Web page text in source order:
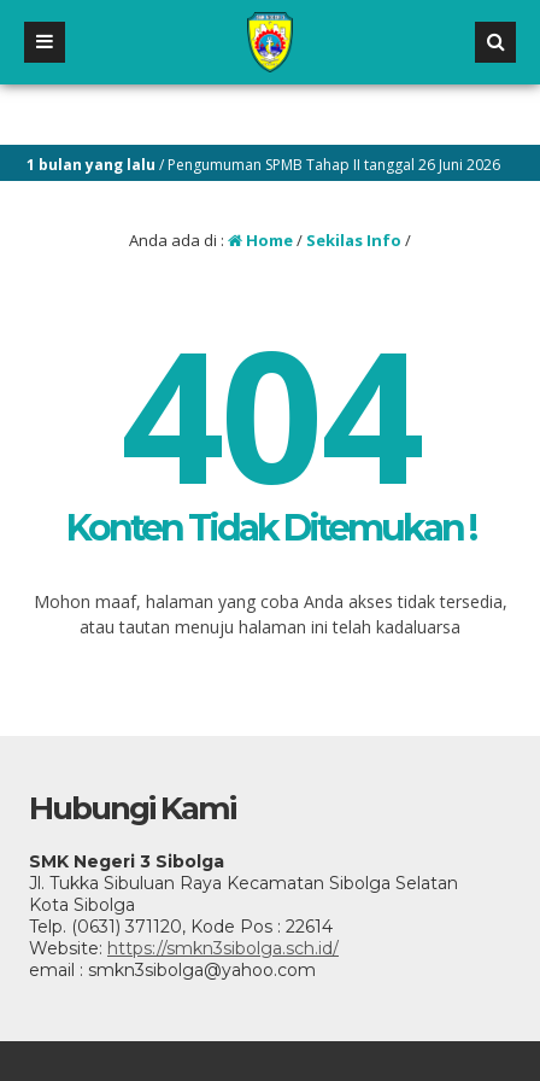
1 bulan yang lalu/ Pengumuman SPMB Tahap II tanggal 26 Juni 2026
Anda ada di : Home/ Sekilas Info /
404
Konten Tidak Ditemukan !
Mohon maaf, halaman yang coba Anda akses tidak tersedia,
atau tautan menuju halaman ini telah kadaluarsa
Hubungi Kami
SMK Negeri 3 Sibolga
Jl. Tukka Sibuluan Raya Kecamatan Sibolga Selatan
Kota Sibolga
Telp. (0631) 371120, Kode Pos : 22614
Website: https://smkn3sibolga.sch.id/
email : smkn3sibolga@yahoo.com